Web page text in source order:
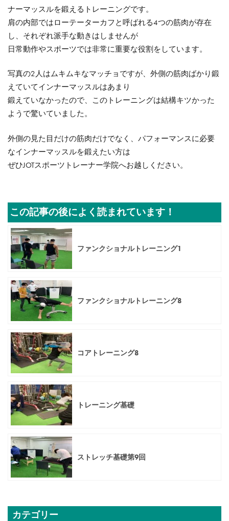
ナーマッスルを鍛えるトレーニングです。
肩の内部ではローテーターカフと呼ばれる4つの筋肉が存在
し、それぞれ派手な動きはしませんが
日常動作やスポーツでは非常に重要な役割をしています。
写真の2人はムキムキなマッチョですが、外側の筋肉ばかり鍛
えていてインナーマッスルはあまり
鍛えていなかったので、このトレーニングは結構キツかった
ようで驚いていました。
外側の見た目だけの筋肉だけでなく、パフォーマンスに必要
なインナーマッスルを鍛えたい方は
ぜひJOTスポーツトレーナー学院へお越しください。
この記事の後によく読まれています！
ファンクショナルトレーニング1
ファンクショナルトレーニング8
コアトレーニング8
トレーニング基礎
ストレッチ基礎第9回
カテゴリー